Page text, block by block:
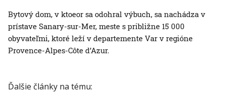
Bytový dom, v ktoeor sa odohral výbuch, sa nachádza v
prístave Sanary-sur-Mer, meste s približne 15 000
obyvateľmi, ktoré leží v departemente Var v regióne
Provence-Alpes-Côte d’Azur.
Ďalšie články na tému: